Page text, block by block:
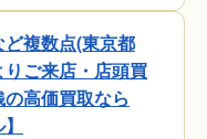
複数点(東京都
ご来店・店頭買
高価買取なら